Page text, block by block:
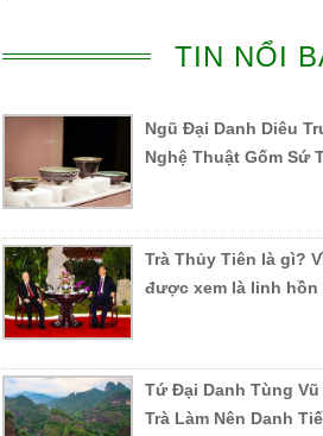
TIN NỔI
Ngũ Đại Danh Diêu
Nghệ Thuật Gốm Sứ
Trà Thủy Tiên là gì?
được xem là linh hồn
Tứ Đại Danh Tùng Vũ
Trà Làm Nên Danh